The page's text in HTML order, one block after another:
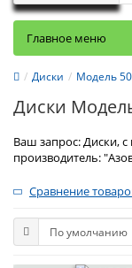
Главное меню
Диски Модель
Диски
Ваш запрос: Диски,
производитель:
Сравнение